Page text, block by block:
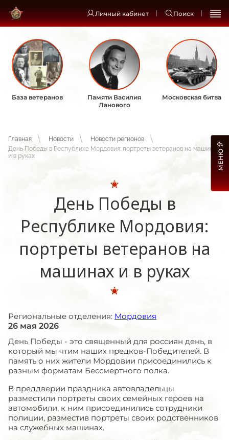
Личный кабинет Поиск
База ветеранов
Памяти Василия
Ланового
Московская битва
Главная Новости
Новости регионов
День Победы в Республике Мордовия: портреты ветеранов на машинах
и в руках
День Победы в
Республике Мордовия:
портреты ветеранов на
машинах и в руках
Региональные отделения: Мордовия
26 мая 2026
День Победы - это священный для россиян день, в
который мы чтим наших предков-Победителей. В
память о них жители Мордовии присоединились к
разным форматам Бессмертного полка.
В преддверии праздника автовладельцы
разместили портреты своих семейных героев на
автомобили, к ним присоединились сотрудники
полиции, разместив портреты своих родственников
на служебных машинах.
МЕНЮ